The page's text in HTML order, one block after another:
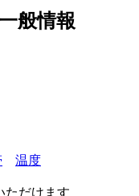
般情報
温度
ただけます